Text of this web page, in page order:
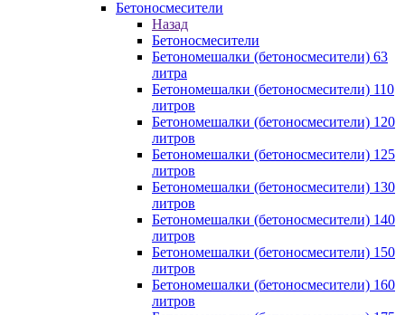
Бетоносмесители
Назад
Бетоносмесители
Бетономешалки (бетоносмесители) 63
литра
Бетономешалки (бетоносмесители) 110
литров
Бетономешалки (бетоносмесители) 120
литров
Бетономешалки (бетоносмесители) 125
литров
Бетономешалки (бетоносмесители) 130
литров
Бетономешалки (бетоносмесители) 140
литров
Бетономешалки (бетоносмесители) 150
литров
Бетономешалки (бетоносмесители) 160
литров